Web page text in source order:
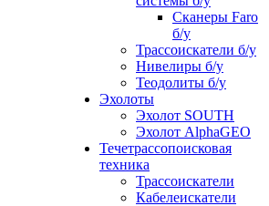
Сканеры Faro
б/у
Трассоискатели б/у
Нивелиры б/у
Теодолиты б/у
Эхолоты
Эхолот SOUTH
Эхолот AlphaGEO
Течетрассопоисковая
техника
Трассоискатели
Кабелеискатели